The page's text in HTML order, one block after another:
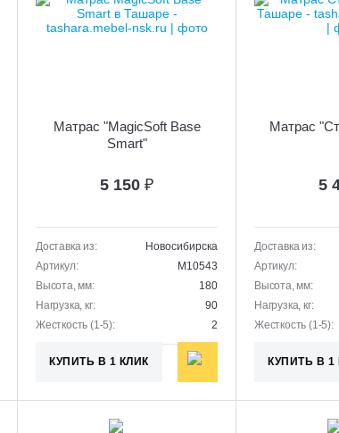
Матрас "MagicSoft Base
Smart"
5 150 ₽
Доставка из:
Новосибирска
Артикул:
M10543
Высота, мм:
180
Нагрузка, кг:
90
Жесткость (1-5):
2
КУПИТЬ В 1 КЛИК
Матрас
5
Доставка из:
Артикул:
Высота, мм:
Нагрузка, кг:
Жесткость (1-5):
КУПИТЬ В 1